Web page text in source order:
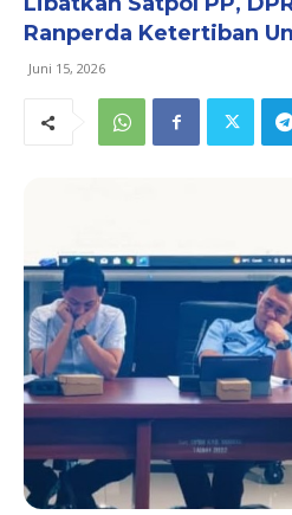
Ranperda Ketertiban
Juni 15, 2026